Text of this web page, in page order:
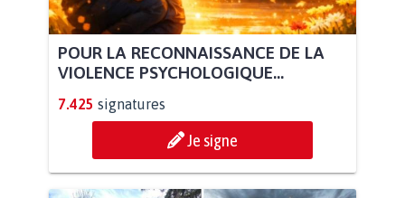
POUR LA RECONNAISSANCE DE LA
VIOLENCE PSYCHOLOGIQUE...
7.425 signatures
Je signe